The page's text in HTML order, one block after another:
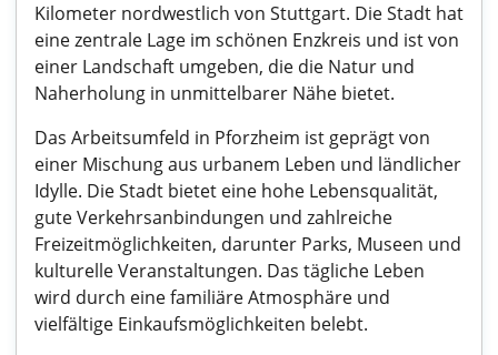
Kilometer nordwestlich von Stuttgart. Die Stadt hat
eine zentrale Lage im schönen Enzkreis und ist von
einer Landschaft umgeben, die die Natur und
Naherholung in unmittelbarer Nähe bietet.
Das Arbeitsumfeld in Pforzheim ist geprägt von
einer Mischung aus urbanem Leben und ländlicher
Idylle. Die Stadt bietet eine hohe Lebensqualität,
gute Verkehrsanbindungen und zahlreiche
Freizeitmöglichkeiten, darunter Parks, Museen und
kulturelle Veranstaltungen. Das tägliche Leben
wird durch eine familiäre Atmosphäre und
vielfältige Einkaufsmöglichkeiten belebt.